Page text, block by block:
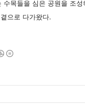
목들을 심은 공원을 조
으로 다가왔다.